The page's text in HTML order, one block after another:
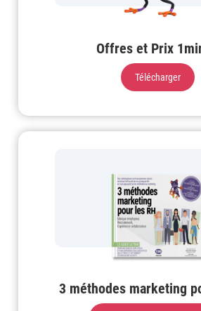
Offres et Prix
Télécharger
3 méthodes marketing